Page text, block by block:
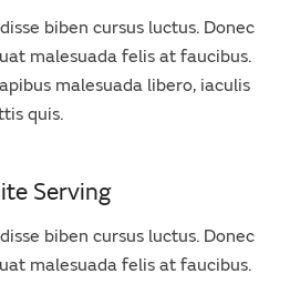
biben cursus luctus. Donec
malesuada felis at faucibus.
malesuada libero, iaculis
quis.
Serving
biben cursus luctus. Donec
malesuada felis at faucibus.